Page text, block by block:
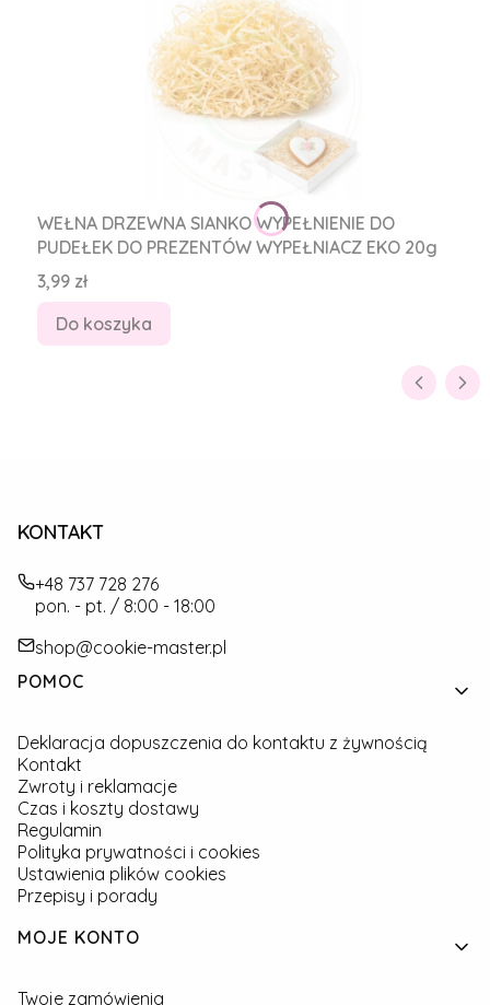
WEŁNA DRZEWNA SIANKO WYPEŁNIENIE DO
PUDEŁEK DO PREZENTÓW WYPEŁNIACZ EKO 20g
Cena
3,99 zł
Do koszyka
KONTAKT
+48 737 728 276
pon. - pt. / 8:00 - 18:00
shop@cookie-master.pl
Linki w stopce
POMOC
Deklaracja dopuszczenia do kontaktu z żywnością
Kontakt
Zwroty i reklamacje
Czas i koszty dostawy
Regulamin
Polityka prywatności i cookies
Ustawienia plików cookies
Przepisy i porady
MOJE KONTO
Twoje zamówienia